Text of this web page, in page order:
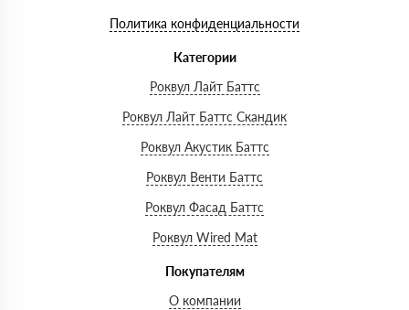
Политика конфиденциальности
Категории
Роквул Лайт Баттс
Роквул Лайт Баттс Скандик
Роквул Акустик Баттс
Роквул Венти Баттс
Роквул Фасад Баттс
Роквул Wired Mat
Покупателям
О компании